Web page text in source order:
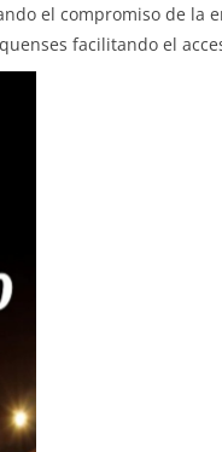
el compromiso de la
facilitando el